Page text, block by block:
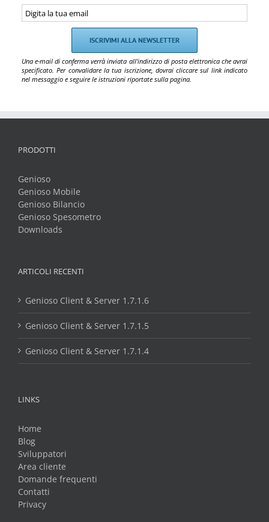
Una e-mail di conferma verrà inviata all'indirizzo di posta elettronica che avrai
specificato. Per convalidare la tua iscrizione, dovrai cliccare sul link indicato
nel messaggio e seguire le istruzioni riportate sulla pagina.
PRODOTTI
Genioso
Genioso Mobile
Genioso Bilancio
Genioso Spesometro
Downloads
ARTICOLI RECENTI
Genioso Client & Server 1.7.1.6
Genioso Client & Server 1.7.1.5
Genioso Client & Server 1.7.1.4
LINKS
Home
Blog
Sviluppatori
Area cliente
Domande frequenti
Contatti
Privacy